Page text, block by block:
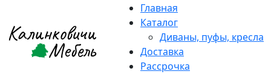
Главная
Каталог
Диваны, пуфы, кресла
Доставка
Рассрочка